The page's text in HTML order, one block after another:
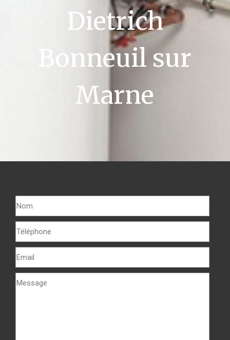
Dietrich
Bonneuil sur
Marne